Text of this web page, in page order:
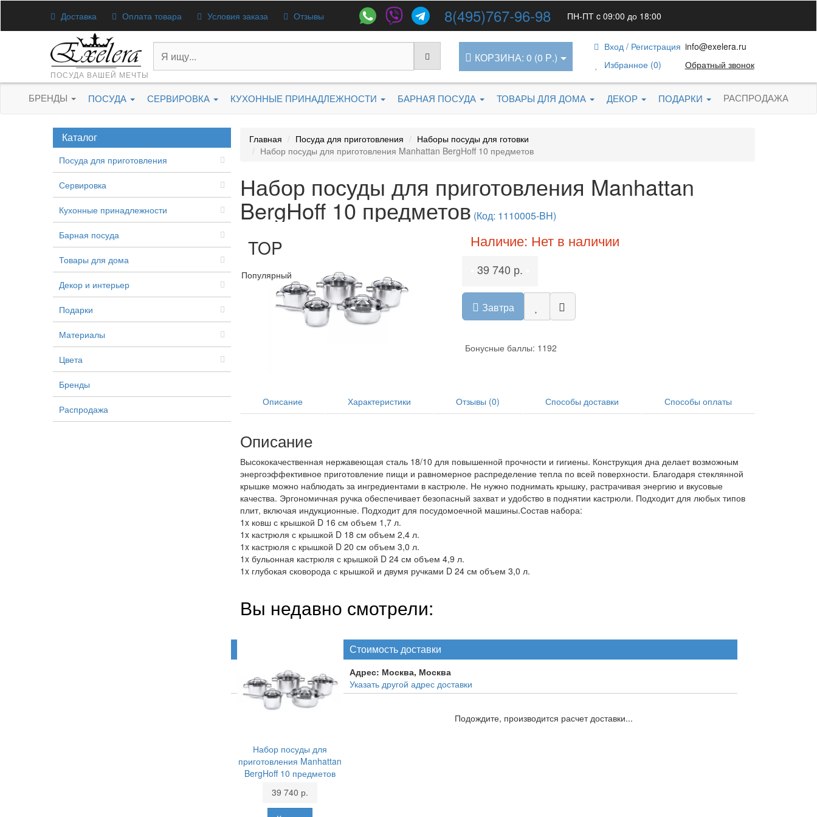
Доставка Оплата товара Условия заказа Отзывы 8(495)767-96-98 ПН-ПТ c 09:00 до 18:00
ПОСУДА ВАШЕЙ МЕЧТЫ
КОРЗИНА: 0 (0 Р.)
Вход / Регистрация
Избранное (0)
info@exelera.ru
Обратный звонок
БРЕНДЫ ПОСУДА СЕРВИРОВКА КУХОННЫЕ ПРИНАДЛЕЖНОСТИ БАРНАЯ ПОСУДА ТОВАРЫ ДЛЯ ДОМА ДЕКОР ПОДАРКИ РАСПРОДАЖА
Каталог
Посуда для приготовления
Сервировка
Кухонные принадлежности
Барная посуда
Товары для дома
Декор и интерьер
Подарки
Материалы
Цвета
Бренды
Распродажа
Главная Посуда для приготовления
Наборы посуды для готовки
Набор посуды для приготовления Manhattan BergHoff 10 предметов
Набор посуды для приготовления Manhattan
BergHoff 10 предметов (Код: 1110005-BH)
TOP
Популярный
Наличие: Нет в наличии
39 740 р.
Завтра
Бонусные баллы: 1192
Описание Характеристики Отзывы (0) Способы доставки Способы оплаты
Описание
Высококачественная нержавеющая сталь 18/10 для повышенной прочности и гигиены. Конструкция дна делает возможным
энергоэффективное приготовление пищи и равномерное распределение тепла по всей поверхности. Благодаря стеклянной
крышке можно наблюдать за ингредиентами в кастрюле. Не нужно поднимать крышку, растрачивая энергию и вкусовые
качества. Эргономичная ручка обеспечивает безопасный захват и удобство в поднятии кастрюли. Подходит для любых типов
плит, включая индукционные. Подходит для посудомоечной машины.Состав набора:
1x ковш с крышкой D 16 см объем 1,7 л.
1x кастрюля с крышкой D 18 см объем 2,4 л.
1x кастрюля с крышкой D 20 см объем 3,0 л.
1x бульонная кастрюля с крышкой D 24 см объем 4,9 л.
1x глубокая сковорода с крышкой и двумя ручками D 24 см объем 3,0 л.
Вы недавно смотрели:
Набор посуды для
приготовления Manhattan
BergHoff 10 предметов
39 740 р.
Стоимость доставки
Адрес: Москва, Москва
Указать другой адрес доставки
Подождите, производится расчет доставки...